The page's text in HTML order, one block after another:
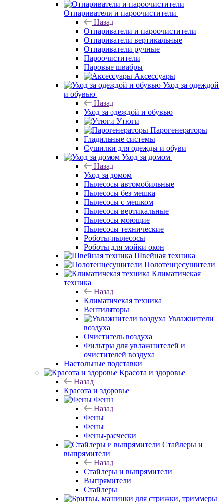
Отпариватели и пароочистители
Назад
Отпариватели и пароочистители
Отпариватели вертикальные
Отпариватели ручные
Пароочистители
Паровые швабры
Аксессуары
Уход за одеждой
и обувью
Назад
Уход за одеждой и обувью
Утюги
Парогенераторы
Гладильные системы
Сушилки для одежды и обуви
Уход за домом
Назад
Уход за домом
Пылесосы автомобильные
Пылесосы без мешка
Пылесосы с мешком
Пылесосы вертикальные
Пылесосы моющие
Пылесосы технические
Роботы-пылесосы
Роботы для мойки окон
Швейная техника
Полотенцесушители
Климатичекая
техника
Назад
Климатичекая техника
Вентиляторы
Увлажнители
воздуха
Очиститель воздуха
Фильтры для увлажнителей и
очистителей воздуха
Настольные подставки
Красота и здоровье
Назад
Красота и здоровье
Фены
Назад
Фены
Фены
Фены-расчески
Стайлеры и
выпрямители
Назад
Стайлеры и выпрямители
Выпрямители
Стайлеры